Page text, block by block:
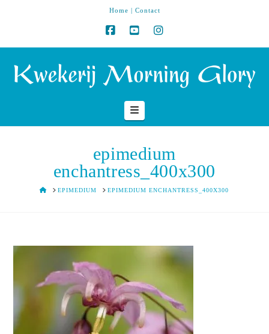
Home | Contact
Navigation
epimedium
enchantress_400x300
HOMEEPIMEDIUM EPIMEDIUM ENCHANTRESS_400X300